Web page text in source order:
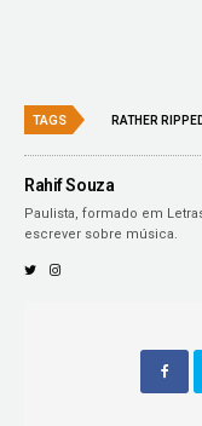
TAGS RATHER
Rahif Souza
Paulista, formado em
escrever sobre música.